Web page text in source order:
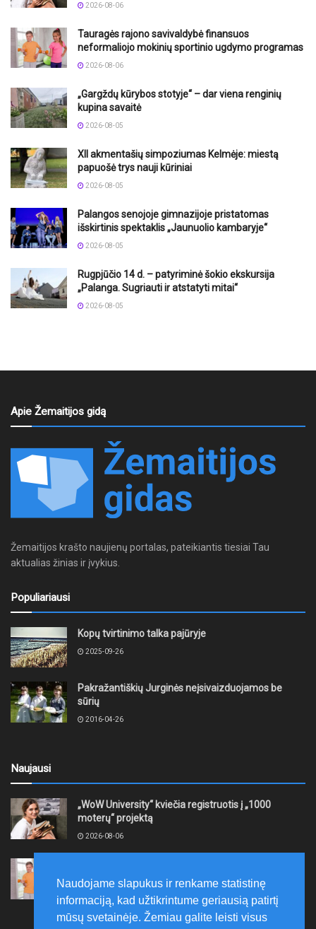
2026-08-06
Tauragės rajono savivaldybė finansuos
neformaliojo mokinių sportinio ugdymo programas
2026-08-06
„Gargždų kūrybos stotyje“ – dar viena renginių
kupina savaitė
2026-08-05
XII akmentašių simpoziumas Kelmėje: miestą
papuošė trys nauji kūriniai
2026-08-05
Palangos senojoje gimnazijoje pristatomas
išskirtinis spektaklis „Jaunuolio kambaryje“
2026-08-05
Rugpjūčio 14 d. – patyriminė šokio ekskursija
„Palanga. Sugriauti ir atstatyti mitai“
2026-08-05
Apie Žemaitijos gidą
Žemaitijos krašto naujienų portalas, pateikiantis tiesiai Tau
aktualias žinias ir įvykius.
Populiariausi
Kopų tvirtinimo talka pajūryje
2025-09-26
Pakražantiškių Jurginės neįsivaizduojamos be
sūrių
2016-04-26
Naujausi
„WoW University“ kviečia registruotis į „1000
moterų“ projektą
2026-08-06
neformaliojo mokinių sportinio ugdymo programas
2026-08-06
Naudojame slapukus ir renkame statistinę
informaciją, kad užtikrintume geriausią patirtį
mūsų svetainėje. Žemiau galite leisti visus